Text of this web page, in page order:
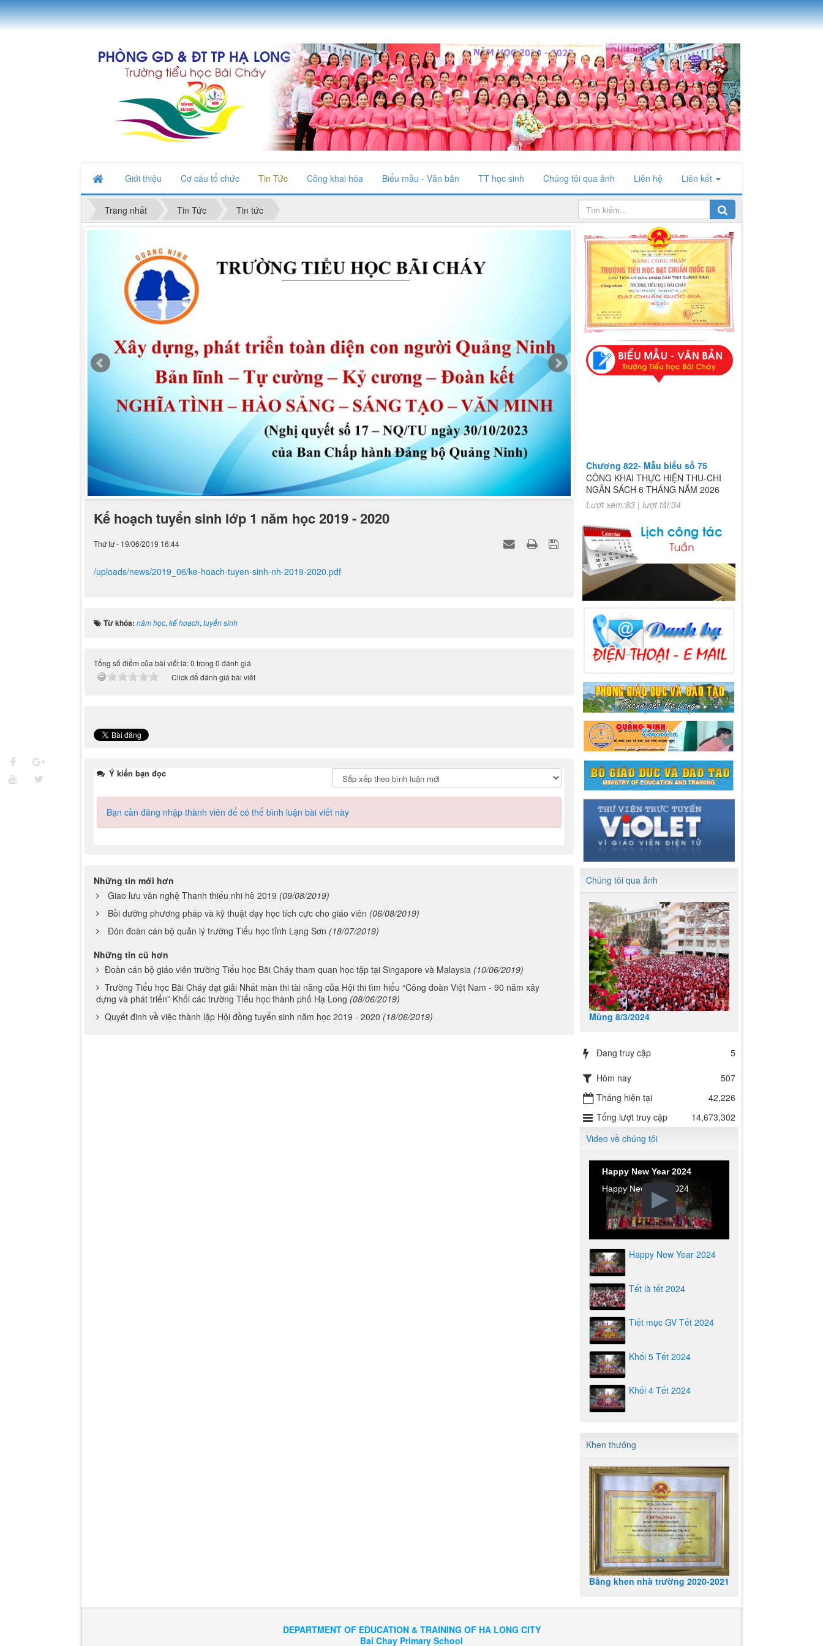
Giới thiệu Cơ cấu tổ chức Tin Tức Công khai hóa Biểu mẫu - Văn bản TT học sinh Chúng tôi qua ảnh Liên hệ Liên kết
Trang nhất Tin Tức Tin tức
Kế hoạch tuyển sinh lớp 1 năm học 2019 - 2020
Thứ tư - 19/06/2019 16:44
/uploads/news/2019_06/ke-hoach-tuyen-sinh-nh-2019-2020.pdf
Từ khóa: năm học, kế hoạch, tuyển sinh
Tổng số điểm của bài viết là: 0 trong 0 đánh giá
Click để đánh giá bài viết
Ý kiến bạn đọc
Bạn cần đăng nhập thành viên để có thể bình luận bài viết này
Những tin mới hơn
Giao lưu văn nghệ Thanh thiếu nhi hè 2019 (09/08/2019)
Bồi dưỡng phương pháp và kỹ thuật dạy học tích cực cho giáo viên (06/08/2019)
Đón đoàn cán bộ quản lý trường Tiểu học tỉnh Lạng Sơn (18/07/2019)
Những tin cũ hơn
Đoàn cán bộ giáo viên trường Tiểu học Bãi Cháy tham quan học tập tại Singapore và Malaysia (10/06/2019)
Trường Tiểu học Bãi Cháy đạt giải Nhất màn thi tài năng của Hội thi tìm hiểu “Công đoàn Việt Nam - 90 năm xây
dựng và phát triển” Khối các trường Tiểu học thành phố Hạ Long (08/06/2019)
Quyết đinh về việc thành lập Hội đồng tuyển sinh năm học 2019 - 2020 (18/06/2019)
CÔNG KHAI THỰC HIỆN THU-CHI
NGÂN SÁCH 6 THÁNG NĂM 2026
Lượt xem:83 | lượt tải:34
CÔNG KHAI THỰC HIỆN THU-CHI
NGÂN SÁCH 6 THÁNG NĂM 2026
Lượt xem:83 | lượt tải:34
Chúng tôi qua ảnh
Mùng 8/3/2024
Đang truy cập 5
Hôm nay
507
Tháng hiện tại
42,226
Tổng lượt truy cập
14,673,302
Video về chúng tôi
Happy New Year 2024
Happy New Year 2024
Happy New Year 2024
Tết là tết 2024
Tiết mục GV Tết 2024
Khối 5 Tết 2024
Khối 4 Tết 2024
Khen thưởng
Bằng khen nhà trường 2020-2021
DEPARTMENT OF EDUCATION & TRAINING OF HA LONG CITY
Bai Chay Primary School